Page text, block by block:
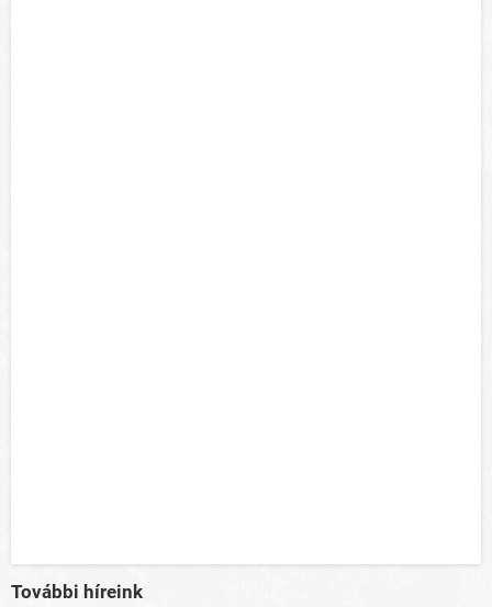
További híreink